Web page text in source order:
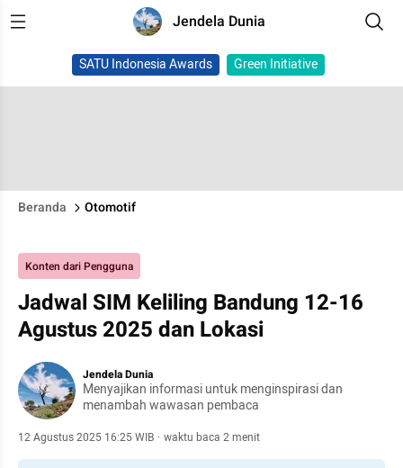
Jendela Dunia
SATU Indonesia Awards Green Initiative
Beranda Otomotif
Konten dari Pengguna
Jadwal SIM Keliling Bandung 12-16
Agustus 2025 dan Lokasi
Jendela Dunia
Menyajikan informasi untuk menginspirasi dan
menambah wawasan pembaca
12 Agustus 2025 16:25 WIB · waktu baca 2 menit